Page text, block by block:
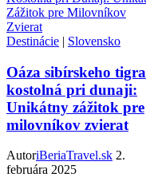
Destinácie | Slovensko
Oáza sibírskeho tigra
kostolná pri dunaji:
Unikátny zážitok pre
milovníkov zvierat
AutoriBeriaTravel.sk 2.
februára 2025